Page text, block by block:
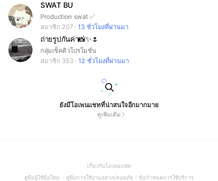
SWAT BU
Production swat ✅️
สมาชิก 207
13 ชั่วโมงที่ผ่านมา
ถ่ายรูปกันค่า📸✨🌷
กลุ่มเช็คคิวโปรโมชั่น
สมาชิก 353
12 ชั่วโมงที่ผ่านมา
ยังมีโอเพนแชทที่น่าสนใจอีกมากมาย
ดูเพิ่มเติม
เกี่ยวกับโอเพนแชท(Open
in
คู่มือผู้ใช้มือใหม่ (Open
คู่มือการใช้งานอย่างปลอดภัย(Open
ข้อกำหนดการใช้บริการ(Open